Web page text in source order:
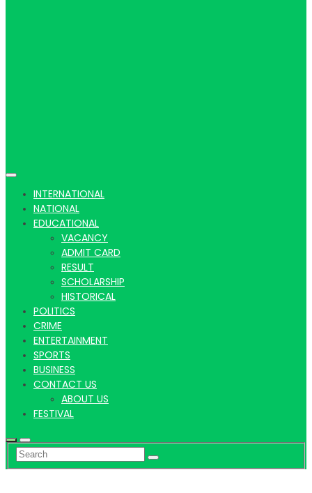
news |
Latest
Hindi
News
INTERNATIONAL
NATIONAL
EDUCATIONAL
VACANCY
ADMIT CARD
RESULT
SCHOLARSHIP
HISTORICAL
POLITICS
CRIME
ENTERTAINMENT
SPORTS
BUSINESS
CONTACT US
ABOUT US
FESTIVAL